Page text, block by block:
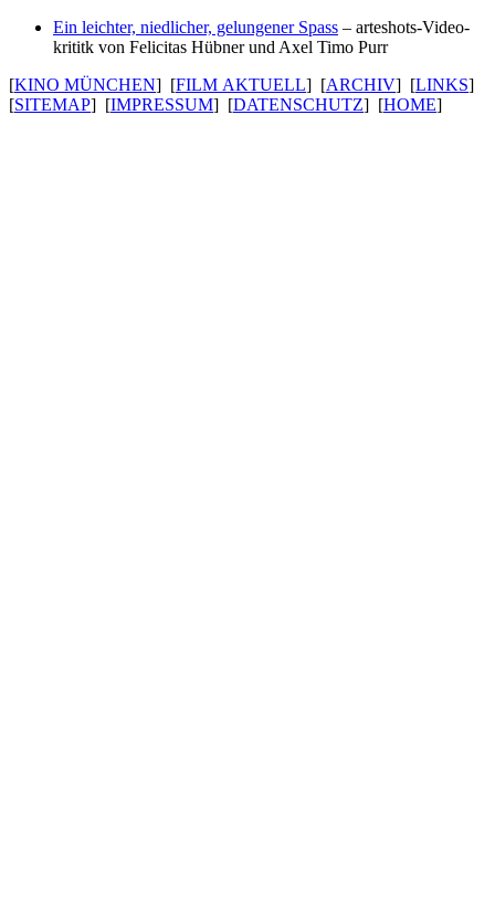
Ein leichter, nied­li­cher, gelun­gener Spass – arteshots-Video­
kri­titk von Felicitas Hübner und Axel Timo Purr
[KINO MÜNCHEN] [FILM AKTUELL] [ARCHIV] [LINKS]
[SITEMAP] [IMPRESSUM] [DATENSCHUTZ] [HOME]